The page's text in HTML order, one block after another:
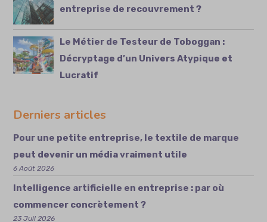
entreprise de recouvrement ?
Le Métier de Testeur de Toboggan :
Décryptage d’un Univers Atypique et
Lucratif
Derniers articles
Pour une petite entreprise, le textile de marque
peut devenir un média vraiment utile
6 Août 2026
Intelligence artificielle en entreprise : par où
commencer concrètement ?
23 Juil 2026